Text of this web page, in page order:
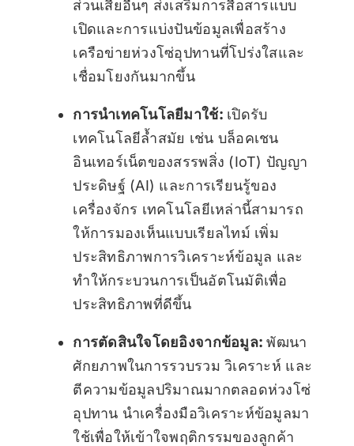
ส่วนเสียอื่นๆ ส่งเสริมการสื่อสารแบบ
เปิดและการแบ่งปันข้อมูลเพื่อสร้าง
เครือข่ายห่วงโซ่อุปทานที่โปร่งใสและ
เชื่อมโยงกันมากขึ้น
การนำเทคโนโลยีมาใช้: เปิดรับ
เทคโนโลยีล้ำสมัย เช่น บล็อคเชน
อินเทอร์เน็ตของสรรพสิ่ง (IoT) ปัญญา
ประดิษฐ์ (AI) และการเรียนรู้ของ
เครื่องจักร เทคโนโลยีเหล่านี้สามารถ
ให้การมองเห็นแบบเรียลไทม์ เพิ่ม
ประสิทธิภาพการวิเคราะห์ข้อมูล และ
ทำให้กระบวนการเป็นอัตโนมัติเพื่อ
ประสิทธิภาพที่ดีขึ้น
การตัดสินใจโดยอิงจากข้อมูล:พัฒนา
ศักยภาพในการรวบรวม วิเคราะห์ และ
ตีความข้อมูลปริมาณมากตลอดห่วงโซ่
อุปทาน นำเครื่องมือวิเคราะห์ข้อมูลมา
ใช้เพื่อให้เข้าใจพฤติกรรมของลูกค้า